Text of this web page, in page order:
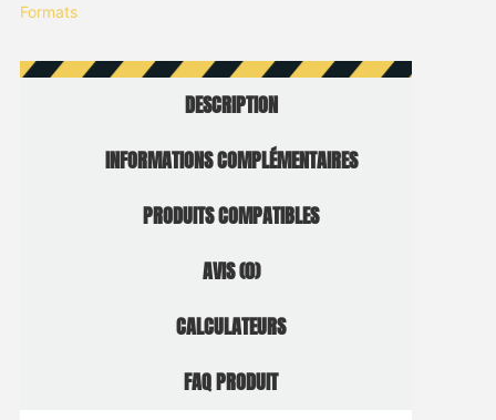
Formats
DESCRIPTION
INFORMATIONS COMPLÉMENTAIRES
PRODUITS COMPATIBLES
AVIS (0)
CALCULATEURS
FAQ PRODUIT